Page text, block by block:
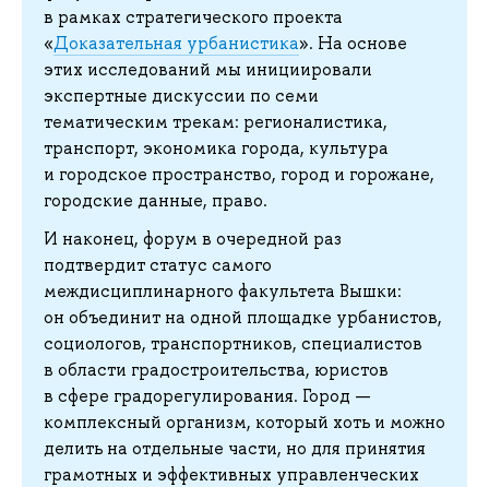
в рамках стратегического проекта
«Доказательная урбанистика». На основе
этих исследований мы инициировали
экспертные дискуссии по семи
тематическим трекам: регионалистика,
транспорт, экономика города, культура
и городское пространство, город и горожане,
городские данные, право.
И наконец, форум в очередной раз
подтвердит статус самого
междисциплинарного факультета Вышки:
он объединит на одной площадке урбанистов,
социологов, транспортников, специалистов
в области градостроительства, юристов
в сфере градорегулирования. Город —
комплексный организм, который хоть и можно
делить на отдельные части, но для принятия
грамотных и эффективных управленческих